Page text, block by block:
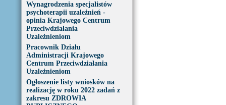
Wynagrodzenia specjalistów
psychoterapii uzależnień -
opinia Krajowego Centrum
Przeciwdziałania
Uzależnieniom
Pracownik Działu
Administracji Krajowego
Centrum Przeciwdziałania
Uzależnieniom
Ogłoszenie listy wniosków na
realizację w roku 2022 zadań z
zakresu ZDROWIA